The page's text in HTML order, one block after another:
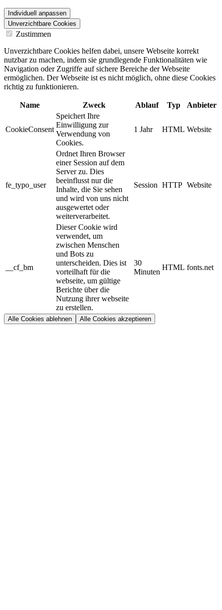
Individuell anpassen
Unverzichtbare Cookies
Zustimmen
Unverzichtbare Cookies helfen dabei, unsere Webseite korrekt
nutzbar zu machen, indem sie grundlegende Funktionalitäten wie
Navigation oder Zugriffe auf sichere Bereiche der Webseite
ermöglichen. Der Webseite ist es nicht möglich, ohne diese Cookies
richtig zu funktionieren.
Name Zweck Ablauf Typ Anbieter
CookieConsent
Speichert Ihre
Einwilligung zur
Verwendung von
Cookies.
1 Jahr HTML Website
fe_typo_user
Ordnet Ihren Browser
einer Session auf dem
Server zu. Dies
beeinflusst nur die
Inhalte, die Sie sehen
und wird von uns nicht
ausgewertet oder
weiterverarbeitet.
Session HTTP Website
__cf_bm
Dieser Cookie wird
verwendet, um
zwischen Menschen
und Bots zu
unterscheiden. Dies ist
vorteilhaft für die
webseite, um gültige
Berichte über die
Nutzung ihrer webseite
zu erstellen.
30
Minuten
HTML fonts.net
Alle Cookies ablehnen Alle Cookies akzeptieren